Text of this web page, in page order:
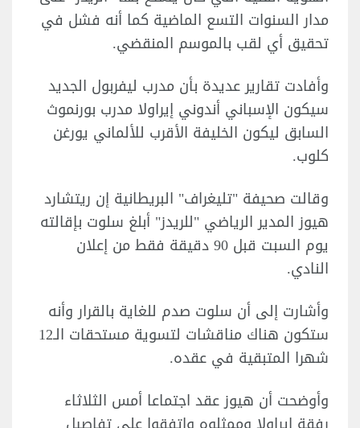
مدار السنوات التسع الماضية كما أنه فشل في
تحقيق أي لقب بالموسم المنقضي.
وأفادت تقارير عديدة بأن مدرب ليفربول الجديد
سيكون الإسباني أندوني إيراولا مدرب بورنموث
السابق ليكون الخليفة الأقرب للألماني يورغن
كلوب.
وقالت صحيفة "تليغراف" البريطانية إن ريتشارد
هيوز المدير الرياضي "للريدز" أبلغ سلوت بإقالته
يوم السبت قبل 90 دقيقة فقط من إعلان
النادي.
وأشارت إلى أن سلوت صدم للغاية بالقرار وأنه
ستكون هناك مناقشات لتسوية مستحقات الـ12
شهرا المتبقية في عقده.
وأوضحت أن هيوز عقد اجتماعا أمس الثلاثاء